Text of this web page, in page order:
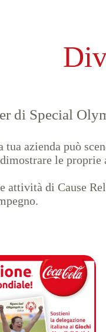
di Special
azienda può
le proprie
attività di Cause